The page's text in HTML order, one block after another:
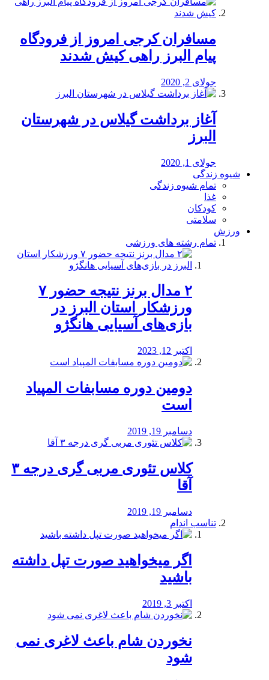
مسافران کرجی امروز از فرودگاه
پیام البرز راهی کیش شدند
جولای 2, 2020
آغاز برداشت گیلاس در شهرستان
البرز
جولای 1, 2020
شیوه زندگی
تمام شیوه زندگی
غذا
کودکان
سلامتی
ورزش
تمام رشته های ورزشی
۲ مدال برنز نتیجه حضور ۷
ورزشکار استان البرز در
بازی‌های آسیایی هانگژو
اکتبر 12, 2023
دومین دوره مسابفات المپیاد
است
دسامبر 19, 2019
کلاس تئوری مربی گری درجه ۳
آقا
دسامبر 19, 2019
تناسب اندام
اگر میخواهید صورت تپل داشته
باشید
اکتبر 3, 2019
نخوردن شام باعث لاغری نمی
‌شود